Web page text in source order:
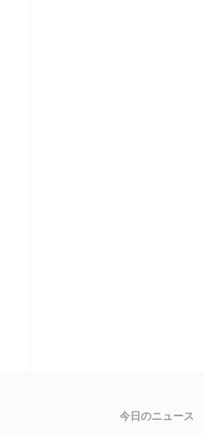
今日のニュース